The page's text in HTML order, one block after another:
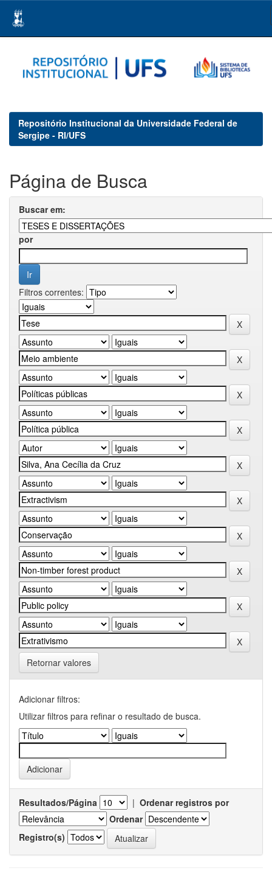
navigation
Repositório Institucional da Universidade Federal de
Sergipe - RI/UFS
Página de Busca
Buscar em:
por
Filtros correntes:
Retornar valores
Adicionar filtros:
Utilizar filtros para refinar o resultado de busca.
Resultados/Página | Ordenar registros por
Ordenar
Registro(s)